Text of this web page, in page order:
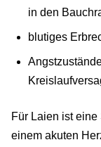
in den
blutiges
Für Laien ist
einem akuten